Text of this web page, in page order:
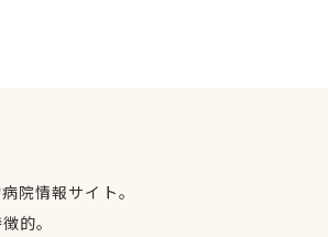
院情報サイト。
的。